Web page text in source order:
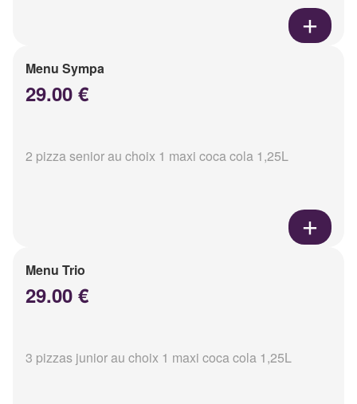
Menu Sympa
29.00 €
2 pizza senior au choix 1 maxi coca cola 1,25L
Menu Trio
29.00 €
3 pizzas junior au choix 1 maxi coca cola 1,25L